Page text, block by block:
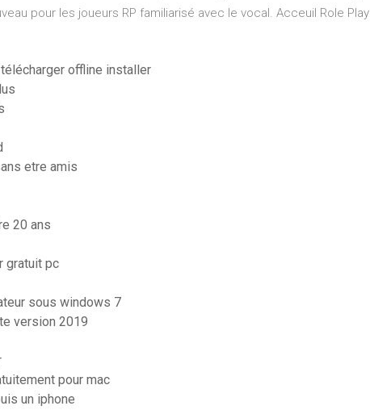
pour les joueurs RP familiarisé avec le vocal. Acceuil Role Play
offline installer
etre amis
20 ans
gratuit pc
sous windows 7
version 2019
pour mac
un iphone